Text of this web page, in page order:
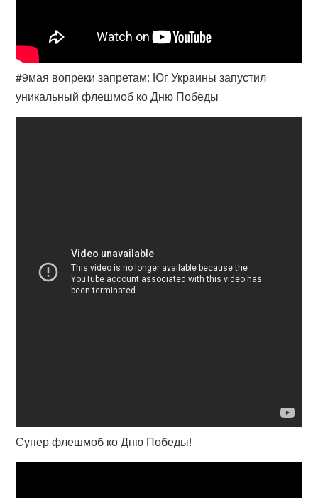
#9мая вопреки запретам: Юг Украины запустил
уникальный флешмоб ко Дню Победы
Супер флешмоб ко Дню Победы!